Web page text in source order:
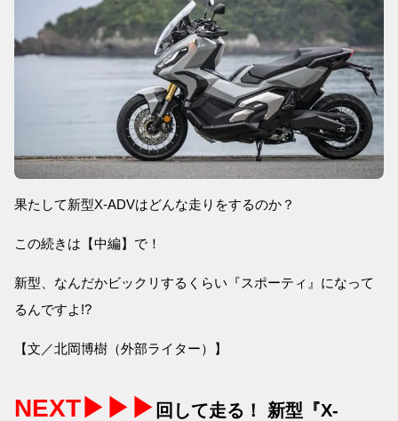
果たして新型X-ADVはどんな走りをするのか？
この続きは【中編】で！
新型、なんだかビックリするくらい『スポーティ』になって
るんですよ!?
【文／北岡博樹（外部ライター）】
NEXT▶▶▶ 回して走る！ 新型『X-